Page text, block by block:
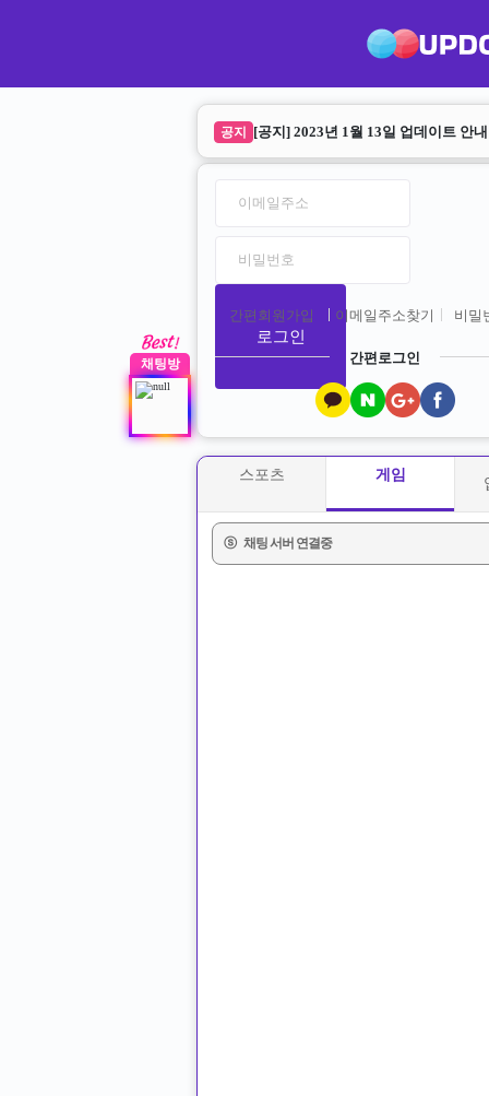
공지 [공지] 2023년 1월 13일 업데이트 안내
로그인
간편회원가입 이메일주소찾기 비밀
간편로그인
스포츠 게임
ⓢ 채팅 서버 연결중
채팅방